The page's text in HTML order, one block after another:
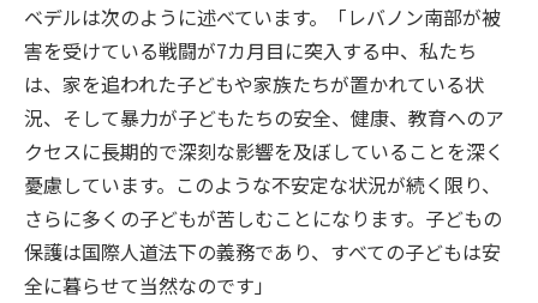
ベデルは次のように述べています。「レバノン南部が被
害を受けている戦闘が7カ月目に突入する中、私たち
は、家を追われた子どもや家族たちが置かれている状
況、そして暴力が子どもたちの安全、健康、教育へのア
クセスに長期的で深刻な影響を及ぼしていることを深く
憂慮しています。このような不安定な状況が続く限り、
さらに多くの子どもが苦しむことになります。子どもの
保護は国際人道法下の義務であり、すべての子どもは安
全に暮らせて当然なのです」